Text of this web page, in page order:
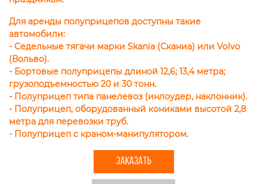
Для аренды полуприцепов доступны такие
автомобили:
- Седельные тягачи марки Skania (Сканиа) или Volvo
(Вольво).
- Бортовые полуприцепы длиной 12,6; 13,4 метра;
грузоподъемностью 20 и 30 тонн.
- Полуприцеп типа панелевоз (инлоудер, наклонник).
- Полуприцеп, оборудованный кониками высотой 2,8
метра для перевозки труб.
- Полуприцеп с краном-манипулятором.
ЗАКАЗАТЬ